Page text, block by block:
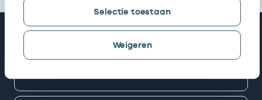
Selectie toestaan
Weigeren
Snel naar